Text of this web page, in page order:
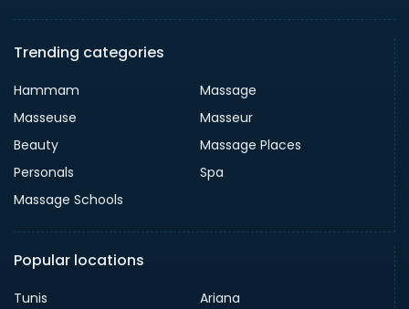
Trending categories
Hammam
Massage
Masseuse
Masseur
Beauty
Massage Places
Personals
Spa
Massage Schools
Popular locations
Tunis
Ariana